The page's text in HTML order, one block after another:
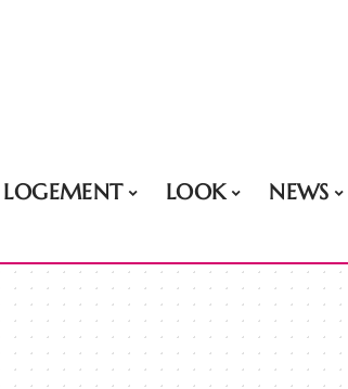
LOGEMENT LOOK NEWS